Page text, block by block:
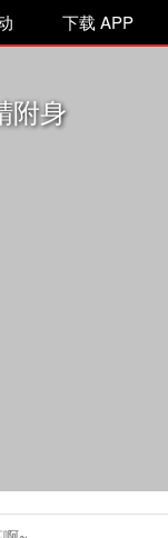
下载 APP
附身